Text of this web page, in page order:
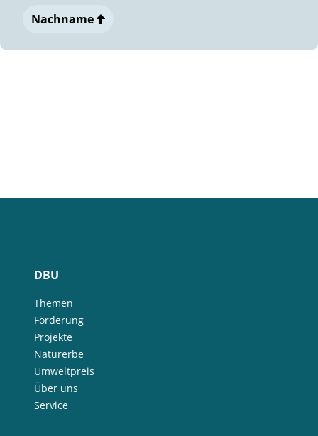
Nachname
DBU
Themen
Förderung
Projekte
Naturerbe
Umweltpreis
Über uns
Service